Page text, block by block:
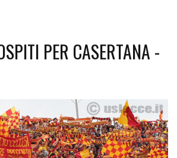
PER CASERTANA -